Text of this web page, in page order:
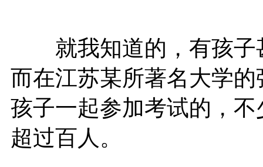
就我知道的，有孩子
而在江苏某所著名大学
孩子一起参加考试的，
超过百人。